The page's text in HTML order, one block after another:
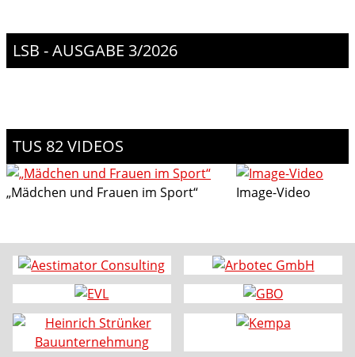
LSB - AUSGABE 3/2026
TUS 82 VIDEOS
„Mädchen und Frauen im Sport“ Image-Video